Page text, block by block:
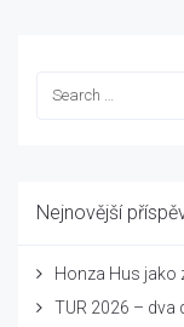
Nejnovější
Honza Hus jako
TUR 2026 – dva